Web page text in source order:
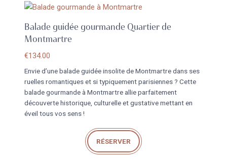
Balade guidée gourmande Quartier de
Montmartre
€134.00
Envie d’une balade guidée insolite de Montmartre dans ses
ruelles romantiques et si typiquement parisiennes ? Cette
balade gourmande à Montmartre allie parfaitement
découverte historique, culturelle et gustative mettant en
éveil tous vos sens !
RÉSERVER